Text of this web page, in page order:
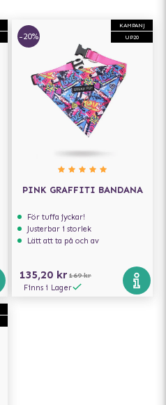
KAMPANJ
UP20
-20%
PINK GRAFFITI BANDANA
För tuffa jyckar!
Justerbar i storlek
Lätt att ta på och av
135,20 kr 169 kr
Finns i Lager